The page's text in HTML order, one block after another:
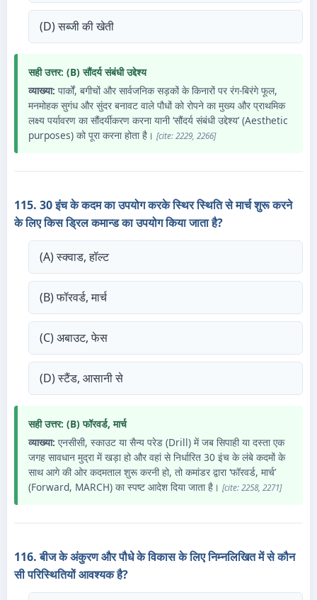
(D) सब्जी की खेती
सही उत्तर: (B) सौंदर्य संबंधी उद्देश्य
व्याख्या: पार्कों, बगीचों और सार्वजनिक सड़कों के किनारों पर रंग-बिरंगे फूल,
मनमोहक सुगंध और सुंदर बनावट वाले पौधों को रोपने का मुख्य और प्राथमिक
लक्ष्य पर्यावरण का सौंदर्यीकरण करना यानी ‘सौंदर्य संबंधी उद्देश्य’ (Aesthetic
purposes) को पूरा करना होता है। [cite: 2229, 2266]
115. 30 इंच के कदम का उपयोग करके स्थिर स्थिति से मार्च शुरू करने
के लिए किस ड्रिल कमान्ड का उपयोग किया जाता है?
(A) स्क्वाड, हॉल्ट
(B) फॉरवर्ड, मार्च
(C) अबाउट, फेस
(D) स्टैंड, आसानी से
सही उत्तर: (B) फॉरवर्ड, मार्च
व्याख्या: एनसीसी, स्काउट या सैन्य परेड (Drill) में जब सिपाही या दस्ता एक
जगह सावधान मुद्रा में खड़ा हो और वहां से निर्धारित 30 इंच के लंबे कदमों के
साथ आगे की ओर कदमताल शुरू करनी हो, तो कमांडर द्वारा ‘फॉरवर्ड, मार्च’
(Forward, MARCH) का स्पष्ट आदेश दिया जाता है। [cite: 2258, 2271]
116. बीज के अंकुरण और पौधे के विकास के लिए निम्नलिखित में से कौन
सी परिस्थितियों आवश्यक है?